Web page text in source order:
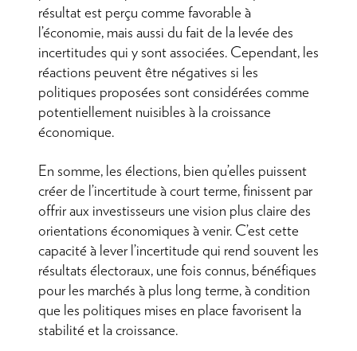
résultat est perçu comme favorable à
l’économie, mais aussi du fait de la levée des
incertitudes qui y sont associées. Cependant, les
réactions peuvent être négatives si les
politiques proposées sont considérées comme
potentiellement nuisibles à la croissance
économique.
En somme, les élections, bien qu’elles puissent
créer de l’incertitude à court terme, finissent par
offrir aux investisseurs une vision plus claire des
orientations économiques à venir. C’est cette
capacité à lever l’incertitude qui rend souvent les
résultats électoraux, une fois connus, bénéfiques
pour les marchés à plus long terme, à condition
que les politiques mises en place favorisent la
stabilité et la croissance.